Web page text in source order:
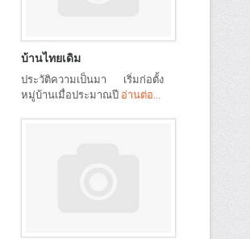
บ้านไทยเดิม
ประวัติความเป็นมา เริ่มก่อตั้ง
หมู่บ้านเมื่อประมาณปี อ่านต่อ...